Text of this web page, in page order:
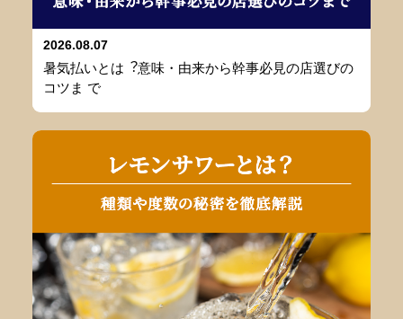
2026.08.07
暑気払いとは︖意味・由来から幹事必⾒の店選びの
コツま で